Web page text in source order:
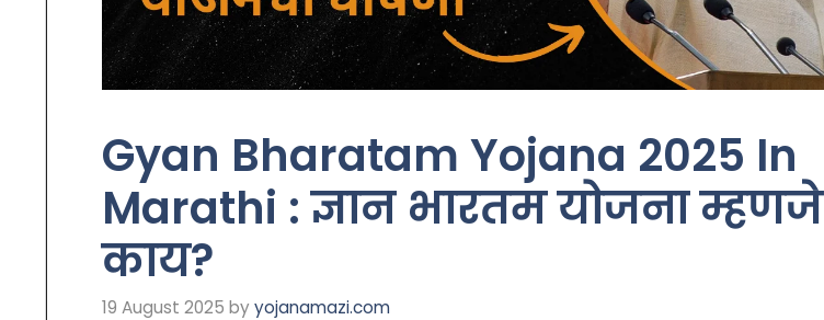
Gyan Bharatam Yojana 2025 In
Marathi : ज्ञान भारतम योजना म्हणजे
काय?
19 August 2025 by yojanamazi.com